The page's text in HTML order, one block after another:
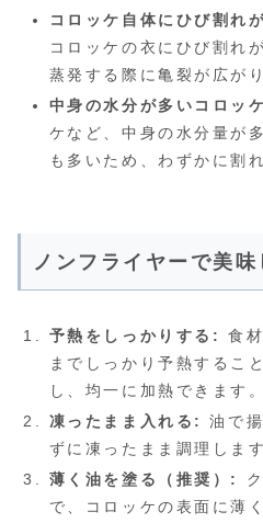
コロッケ自体にひび割れ
コロッケの衣にひび割れ
蒸発する際に亀裂が広が
中身の水分が多いコロッ
ケなど、中身の水分量が
も多いため、わずかに割
ノンフライヤーで美
予熱をしっかりする:
食
までしっかり予熱するこ
し、均一に加熱できます。
凍ったまま入れる:
油で
ずに凍ったまま調理します
薄く油を塗る（推奨）:
で、コロッケの表面に薄